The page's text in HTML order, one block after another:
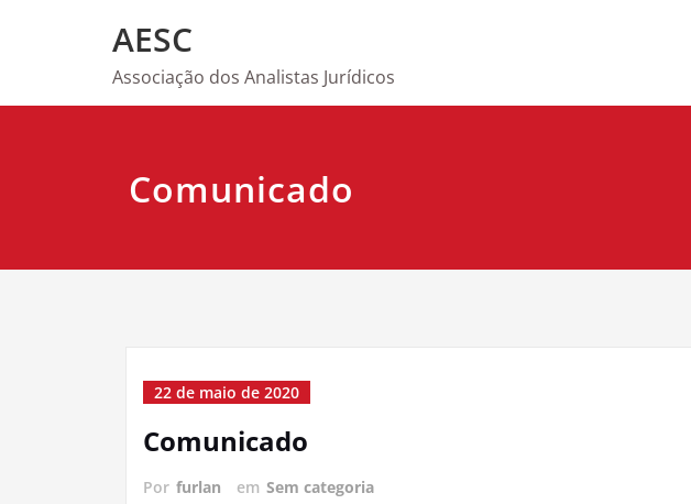
AESC
Associação dos Analistas Jurídicos
Comunicado
22 de maio de 2020
Comunicado
Por furlan em Sem categoria